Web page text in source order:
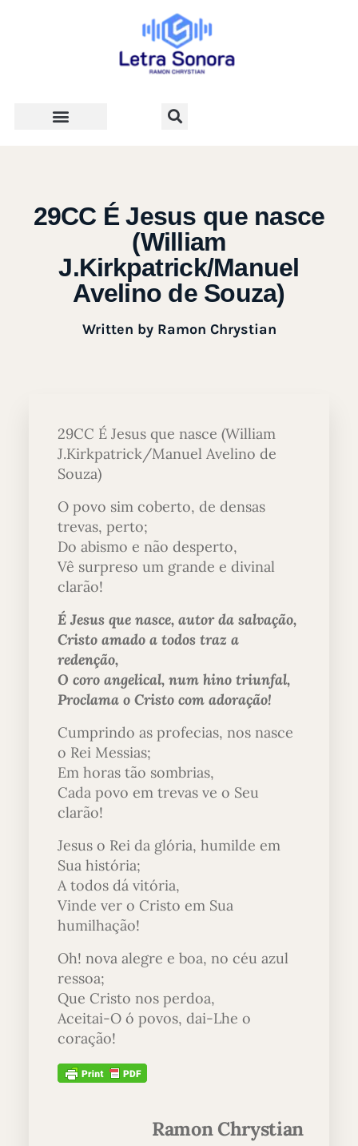
29CC É Jesus que nasce
(William
J.Kirkpatrick/Manuel
Avelino de Souza)
Written byRamon Chrystian
29CC É Jesus que nasce (William
J.Kirkpatrick/Manuel Avelino de
Souza)
O povo sim coberto, de densas
trevas, perto;
Do abismo e não desperto,
Vê surpreso um grande e divinal
clarão!
É Jesus que nasce, autor da salvação,
Cristo amado a todos traz a
redenção,
O coro angelical, num hino triunfal,
Proclama o Cristo com adoração!
Cumprindo as profecias, nos nasce
o Rei Messias;
Em horas tão sombrias,
Cada povo em trevas ve o Seu
clarão!
Jesus o Rei da glória, humilde em
Sua história;
A todos dá vitória,
Vinde ver o Cristo em Sua
humilhação!
Oh! nova alegre e boa, no céu azul
ressoa;
Que Cristo nos perdoa,
Aceitai-O ó povos, dai-Lhe o
coração!
Ramon Chrystian